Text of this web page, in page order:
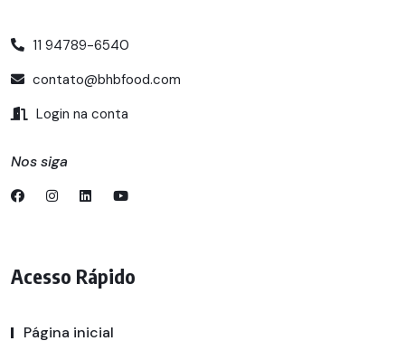
11 94789-6540
contato@bhbfood.com
Login na conta
Nos siga
Acesso Rápido
Página inicial